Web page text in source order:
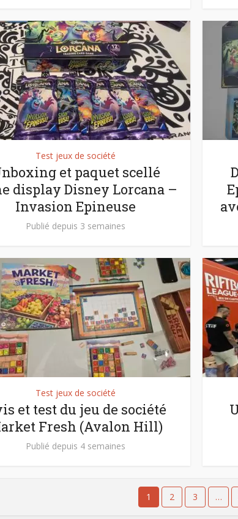
Test jeux de société
et paquet scellé
display Disney Lorcana –
Invasion Epineuse
Publié depuis 3 semaines
Test jeux de société
et test du jeu de société
Fresh (Avalon Hill)
Publié depuis 4 semaines
1 2 3 …